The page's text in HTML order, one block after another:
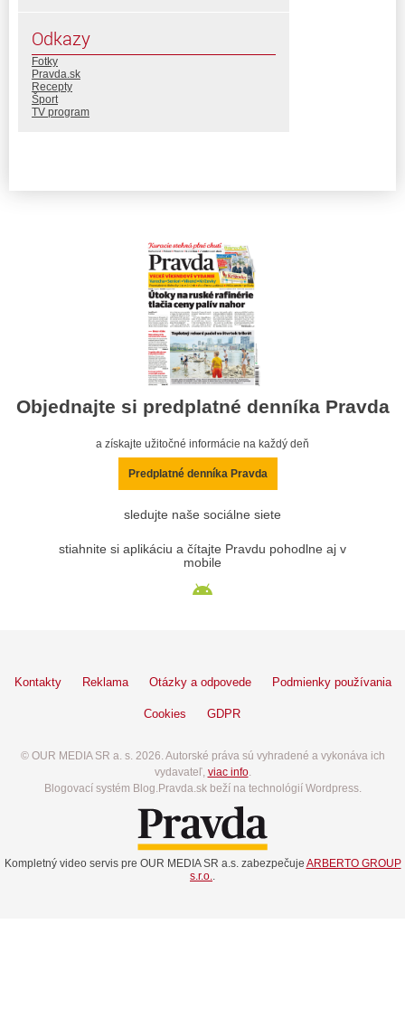
Odkazy
Fotky
Pravda.sk
Recepty
Šport
TV program
Objednajte si predplatné denníka Pravda
a získajte užitočné informácie na každý deň
Predplatné denníka Pravda
sledujte naše sociálne siete
stiahnite si aplikáciu a čítajte Pravdu pohodlne aj v
mobile
Kontakty Reklama Otázky a odpovede Podmienky používania
Cookies GDPR
© OUR MEDIA SR a. s. 2026. Autorské práva sú vyhradené a vykonáva ich
vydavateľ, viac info.
Blogovací systém Blog.Pravda.sk beží na technológií Wordpress.
Kompletný video servis pre OUR MEDIA SR a.s. zabezpečuje ARBERTO GROUP
s.r.o..